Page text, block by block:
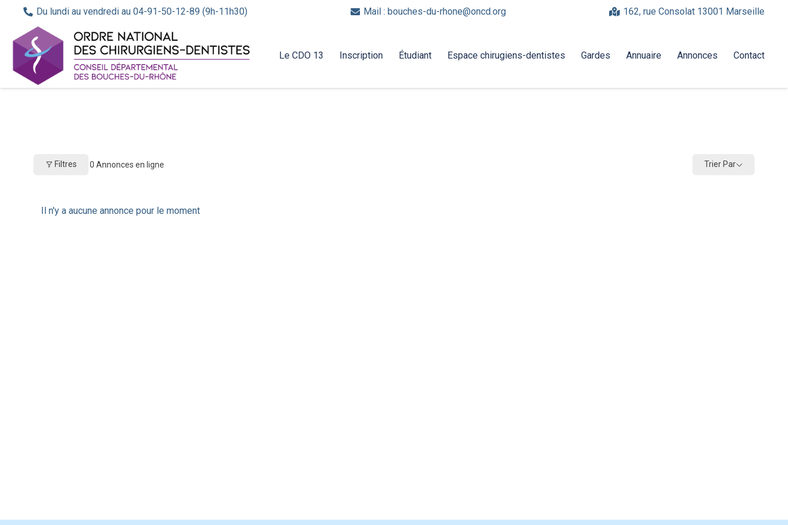
Du lundi au vendredi au 04-91-50-12-89 (9h-11h30) Mail : bouches-du-rhone@oncd.org 162, rue Consolat 13001 Marseille
Le CDO 13 Inscription Étudiant Espace chirugiens-dentistes Gardes Annuaire Annonces Contact
Filtres 0 Annonces en ligne Trier Par
Il n'y a aucune annonce pour le moment